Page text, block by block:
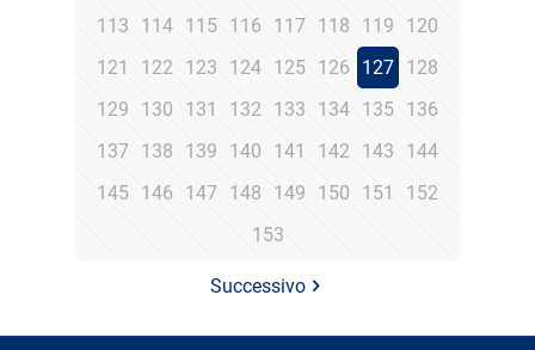
113
114 115 116 117 118 119
120
121
122 123 124 125 126 127 128
129
130 131 132 133 134 135
136
137
138 139 140 141 142 143
144
145
146 147 148 149 150 151
152
153
Successivo